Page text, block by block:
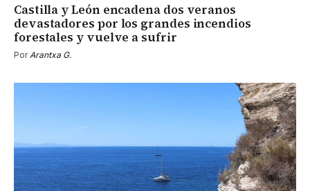
Castilla y León encadena dos veranos
devastadores por los grandes incendios
forestales y vuelve a sufrir
Por Arantxa G.